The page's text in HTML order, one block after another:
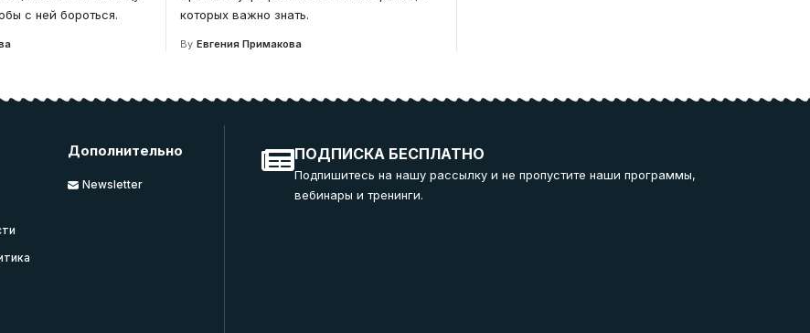
с ней бороться.
которых важно знать.
By Евгения Примакова
Дополнительно
Newsletter
ПОДПИСКА БЕСПЛАТНО
Подпишитесь на нашу рассылку и не пропустите наши программы,
вебинары и тренинги.